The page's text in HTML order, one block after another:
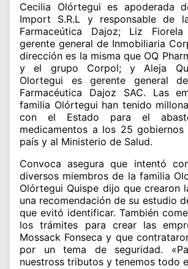
Cecilia Olórtegui es apoderada
Import S.R.L y responsable de
Farmaceútica Dajoz; Liz
gerente general de Inmobiliaria
dirección es la misma que OQ
y el grupo Corpol; y Aleja
Olortegui es gerente general
Farmacéutica Dajoz SAC. Las
familia Olórtegui han tenido
con el Estado para el
medicamentos a los 25 gobiernos
país y al Ministerio de Salud.
Convoca asegura que intentó
diversos miembros de la familia
Olórtegui Quispe dijo que crearon
una recomendación de su estudio
que evitó identificar. También
los trámites para crear las
Mossack Fonseca y que
por un tema de seguridad.
nuestross tributos y tenemos todo